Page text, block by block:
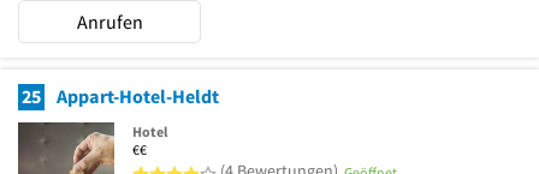
Anrufen
25 Appart-Hotel-Heldt
Hotel
€€
4 von 5 Sternen